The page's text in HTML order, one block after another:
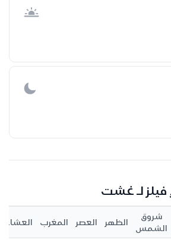
فيلز لـ غشت
شروق
الشمس
الظهر العصر المغرب العشاء